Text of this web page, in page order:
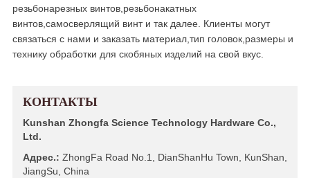
резьбонарезных винтов,резьбонакатных
винтов,самосверлящий винт и так далее. Клиенты могут
связаться с нами и заказать материал,тип головок,размеры и
технику обработки для скобяных изделий на свой вкус.
КОНТАКТЫ
Kunshan Zhongfa Science Technology Hardware Co.,
Ltd.
Адрес.: ZhongFa Road No.1, DianShanHu Town, KunShan,
JiangSu, China